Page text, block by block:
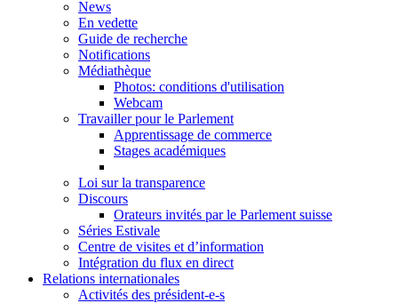
News
En vedette
Guide de recherche
Notifications
Médiathèque
Photos: conditions d'utilisation
Webcam
Travailler pour le Parlement
Apprentissage de commerce
Stages académiques
Loi sur la transparence
Discours
Orateurs invités par le Parlement suisse
Séries Estivale
Centre de visites et d’information
Intégration du flux en direct
Relations internationales
Activités des président-e-s